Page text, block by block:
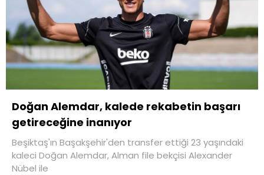
Doğan Alemdar, kalede rekabetin başarı
getireceğine inanıyor
Beşiktaş'ın Başakşehir'den transfer ettiği 23 yaşındaki
kaleci Doğan Alemdar, Alman file bekçisi Alexander
Nübel ile